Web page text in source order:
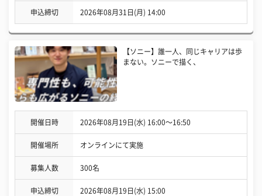
申込締切 2026年08月31日(月) 14:00
【ソニー】誰一人、同じキャリアは歩
まない。ソニーで描く、
開催日時 2026年08月19日(水) 16:00〜16:50
開催場所 オンラインにて実施
募集人数 300名
申込締切 2026年08月19日(水) 15:00